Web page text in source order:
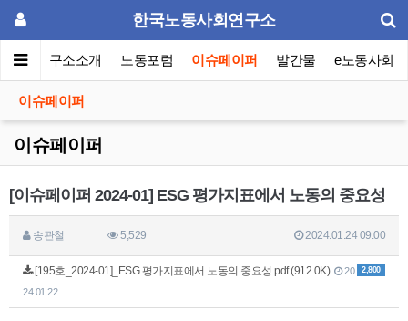
한국노동사회연구소
인 연구소소개 노동포럼 이슈페이퍼 발간물 e노동사회
이슈페이퍼
이슈페이퍼
[이슈페이퍼 2024-01] ESG 평가지표에서 노동의 중요성
송관철 5,529 2024.01.24 09:00
2,800
[195호_2024-01]_ESG 평가지표에서 노동의 중요성.pdf (912.0K)
20
24.01.22